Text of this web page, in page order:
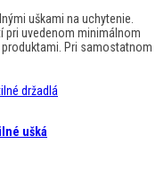
uškami na uchytenie.
pri uvedenom minimálnom
Pri samostatnom
ušká